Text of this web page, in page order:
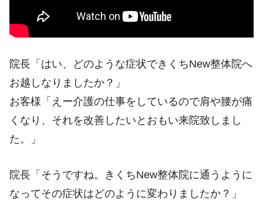
院長「はい、どのような症状できくちNew整体院へ
お越しなりましたか？」
お客様「えー介護の仕事をしているので肩や腰が痛
くなり、それを改善したいとおもい来院致しまし
た。」
院長「そうですね。きくちNew整体院に通うように
なってその症状はどのように変わりましたか？」